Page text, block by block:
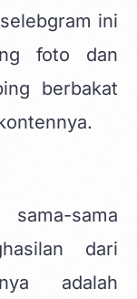
ini
foto dan
berbakat
sama
dari
adalah